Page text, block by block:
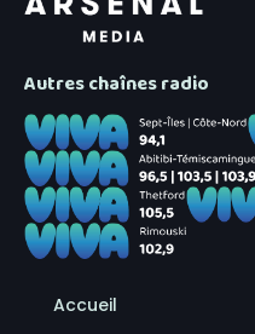
Autres chaînes radio
Accueil